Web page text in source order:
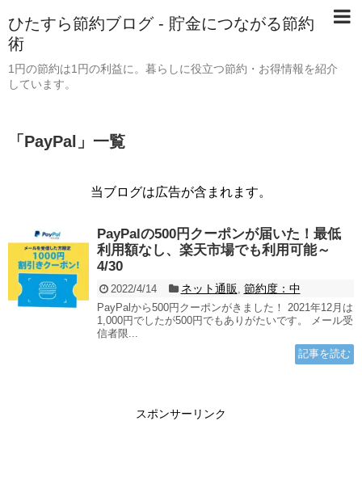
ひたすら節約ブログ - 貯金につながる節約
術
1円の節約は1円の利益に。暮らしに役立つ節約・お得情報を紹介
しています。
「 PayPal 」 一覧
当ブログは広告が含まれます。
PayPalの500円クーポンが届いた！最低
利用額なし、楽天市場でも利用可能～
4/30
2022/4/14 ネット通販 , 節約度：中
PayPalから500円クーポンがきました！ 2021年12月は
1,000円でしたが500円でもありがたいです。 メール受
信者限...
記事を読む
スポンサーリンク